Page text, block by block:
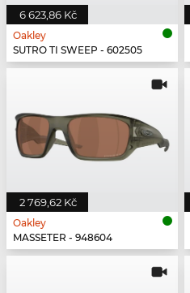
6 623,86 Kč
Oakley
SUTRO TI SWEEP - 602505
2 769,62 Kč
Oakley
MASSETER - 948604